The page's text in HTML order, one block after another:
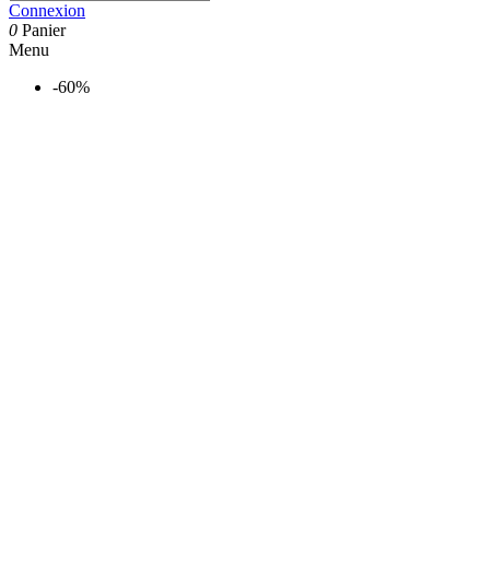
Connexion
0 Panier
Menu
-60%